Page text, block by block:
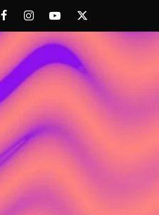
FacebookInstagramYoutubeTwitter